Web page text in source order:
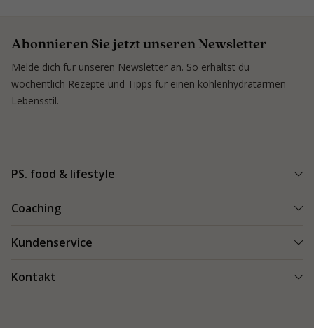
Abonnieren Sie jetzt unseren Newsletter
Melde dich für unseren Newsletter an. So erhältst du
wöchentlich Rezepte und Tipps für einen kohlenhydratarmen
Lebensstil.
PS. food & lifestyle
Kundenerfolge
Coaching
Blogs & Tipps
Kundenservice
Kontakt